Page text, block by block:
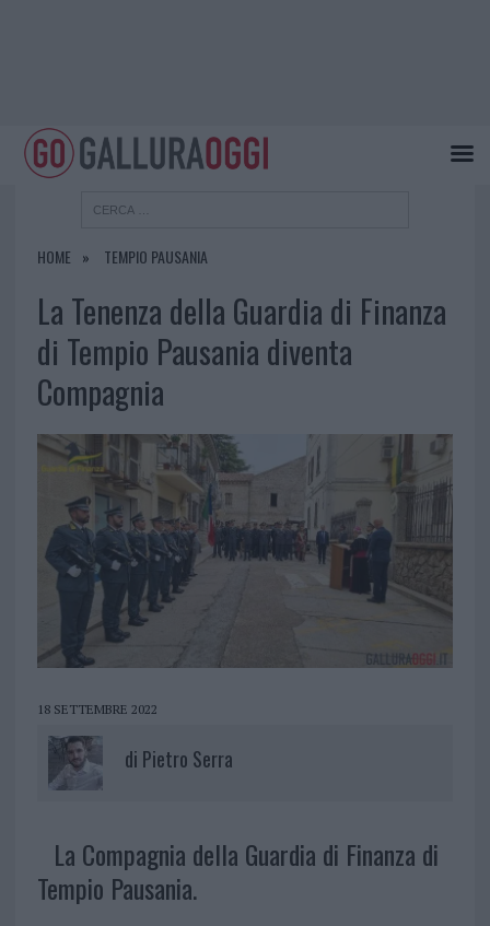
HOME TEMPIO PAUSANIA
La Tenenza della Guardia di Finanza
di Tempio Pausania diventa
Compagnia
18 SETTEMBRE 2022
di Pietro Serra
La Compagnia della Guardia di Finanza di
Tempio Pausania.